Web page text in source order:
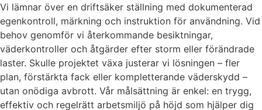
Vi lämnar över en driftsäker ställning med dokumenterad
egenkontroll, märkning och instruktion för användning. Vid
behov genomför vi återkommande besiktningar,
väderkontroller och åtgärder efter storm eller förändrade
laster. Skulle projektet växa justerar vi lösningen – fler
plan, förstärkta fack eller kompletterande väderskydd –
utan onödiga avbrott. Vår målsättning är enkel: en trygg,
effektiv och regelrätt arbetsmiljö på höjd som hjälper dig